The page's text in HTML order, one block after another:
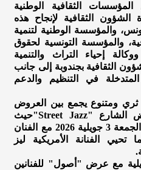
الثقافية الوطنية
الشؤون الثقافية لإنجاح هذه
والمؤسسة الوطنية لتنمية
والمؤسسة التونسية لحقوق
إحياء التراث والتنمية
الثقافية بجندوبة إلى جانب
في التنظيم والدعم
ومتنوع يجمع بين العروض
الكبرى بمسرح البحر وعروض الشارع "Street Jazz"حيث
تنطلق السهرات الرئيسية يوم الجمعة 3 جويلية 2026 مع الفنان
تحيي الفنانة الأمريكية ليز
الموعد يوم الأحد 5 جويلية مع عرض "أصول" للفنانين